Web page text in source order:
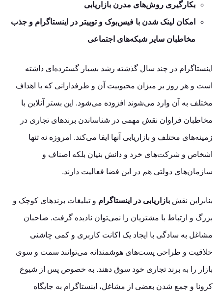
بکارگیری روش‌های مدرن بازاریابی
امکان لینک شدن با فیس‌بوک و توییتر در اینستاگرام و جذب
مخاطبان سایر شبکه‌های اجتماعی
اینستاگرام در چند سال گذشته رشد بسیار گسترده‌ای داشته
‌است و هر روز بر میزان محبوبیت آن و طرفدارانی که با اهداف
مختلف به آن وارد می‌شوند افزوده می‌شود. این بستر آنلاین با
مخاطبان فراوان نقش مهمی در شناساندن برندهای تجاری در
زمینه‌های مختلف و بازاریابی آنها ایفا می‌کند. امروزه نه ‌تنها
اشخاص و شرکت‌های خرد و دانش بنیان بلکه اصناف و
سازمان‌های دولتی هم در این فضا فعالیت دارند.
بنابراین نقش بازاریابی در اینستاگرام و تبلیغات برندهای کوچک و
بزرگ و ارتباط با مشتریان را نمی‌توان نادیده گرفت. صاحبان
مشاغل به ‌سادگی با ایجاد یک اکانت کاربری و کمی چاشنی
خلاقیت و طراحی پست‌های هوشمندانه می‌توانند سمت ‌و سوی
بازار را به برند تجاری خود سوق دهند. به‌ خصوص پس‌ از شیوع
کرونا و جمع شدن بعضی از مشاغل، اینستاگرام به جایگاه